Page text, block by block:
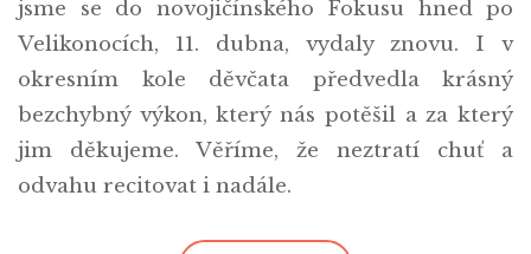
jsme se do novojičínského Fokusu hned po
Velikonocích, 11. dubna, vydaly znovu. I v
okresním kole děvčata předvedla krásný
bezchybný výkon, který nás potěšil a za který
jim děkujeme. Věříme, že neztratí chuť a
odvahu recitovat i nadále.